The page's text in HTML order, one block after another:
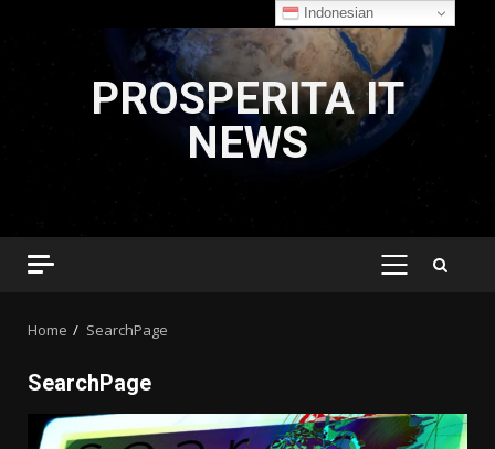
PROSPERITA IT
NEWS
PRIMARY
Home SearchPage
SearchPage
Indonesian